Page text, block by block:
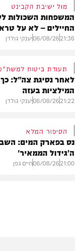
מול ישיבת הקבינט
המשפחות השכולות
החיילים – לא על טראמפ"
21:36
06/08/26יענקי גולדן
תעודת ביטוח
לאחר נסיגת צה"ל:
המילציות בעזה
21:22
06/08/26יענקי גולדן
הסיפור המלא
נס בפארק המים:
ה'גידול הממאיר'
21:00
06/08/26חיים גפן